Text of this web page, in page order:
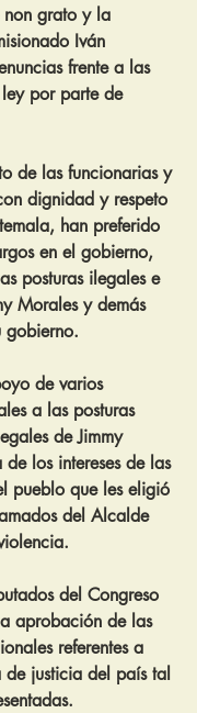
grato y la
Iván
frente a las
por parte de
de las funcionarias y
dignidad y respeto
han preferido
en el gobierno,
posturas ilegales e
Morales y demás
gobierno.
de varios
a las posturas
de Jimmy
los intereses de las
pueblo que les eligió
del Alcalde
del Congreso
aprobación de las
referentes a
de justicia del país tal